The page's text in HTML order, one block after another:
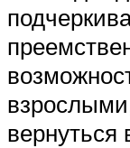
вернуться